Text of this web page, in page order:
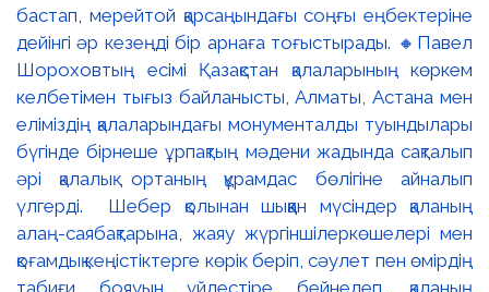
бастап, мерейтой қарсаңындағы соңғы еңбектеріне
дейінгі әр кезеңді бір арнаға тоғыстырады. 🔸Павел
Шороховтың есімі Қазақстан қалаларының көркем
келбетімен тығыз байланысты, Алматы, Астана мен
еліміздің қалаларындағы монументалды туындылары
бүгінде бірнеше ұрпақтың мәдени жадында сақталып
әрі қалалық ортаның құрамдас бөлігіне айналып
үлгерді. Шебер қолынан шыққан мүсіндер қаланың
алаң-саябақтарына, жаяу жүргіншілеркөшелері мен
қоғамдық кеңістіктерге көрік беріп, сәулет пен өмірдің
табиғи бояуын үйлестіре бейнелеп, қаланың